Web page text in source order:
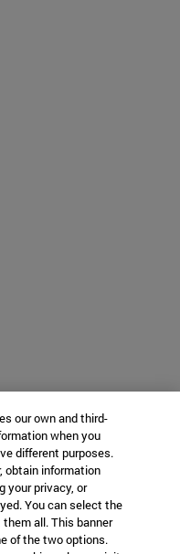
our own and third-
when you
different purposes.
obtain information
your privacy, or
You can select the
all. This banner
of the two options.